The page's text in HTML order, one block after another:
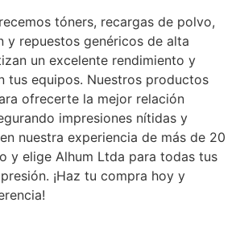
tóners, recargas de polvo,
y repuestos genéricos de alta
un excelente rendimiento y
tus equipos. Nuestros productos
ofrecerte la mejor relación
impresiones nítidas y
nuestra experiencia de más de 20
y elige Alhum Ltda para todas tus
¡Haz tu compra hoy y